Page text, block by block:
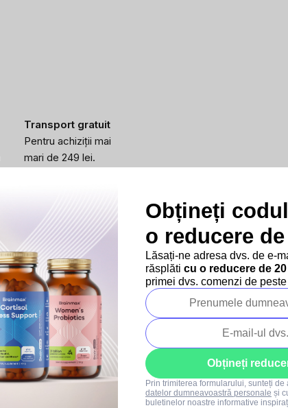
Transport gratuit
Pentru achiziții mai
mari de 249 lei.
Produse asociate
Bestseller
–10 %
Obțineți
o reducere
Lăsați-ne adresa dvs. de e-
răsplăti cu o reducere de
primei dvs. comenzi de
Obțineți
Prin trimiterea formularului, sunteți de
datelor dumneavoastră personale și
buletinelor noastre informative